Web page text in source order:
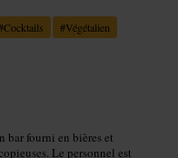
Cocktails #Végétalien
bar fourni en bières et
Le personnel est